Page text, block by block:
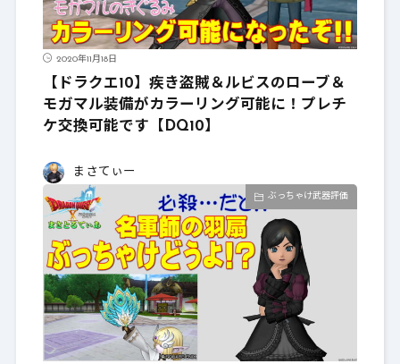
2020年11月18日
【ドラクエ10】疾き盗賊＆ルビスのローブ＆
モガマル装備がカラーリング可能に！プレチ
ケ交換可能です【DQ10】
まさてぃー
ぶっちゃけ武器評価